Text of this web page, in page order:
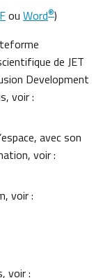
ou Word®)
de JET
Development
voir :
avec son
voir :
voir :
voir :